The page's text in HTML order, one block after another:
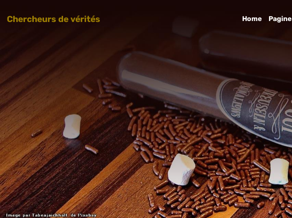
Chercheurs de vérités Home Pagine